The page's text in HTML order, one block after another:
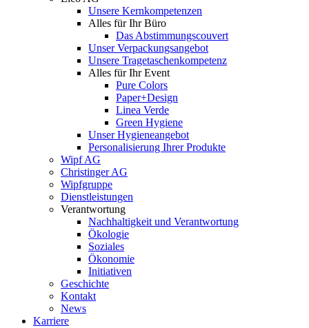
Unsere Kernkompetenzen
Alles für Ihr Büro
Das Abstimmungscouvert
Unser Verpackungsangebot
Unsere Tragetaschenkompetenz
Alles für Ihr Event
Pure Colors
Paper+Design
Linea Verde
Green Hygiene
Unser Hygieneangebot
Personalisierung Ihrer Produkte
Wipf AG
Christinger AG
Wipfgruppe
Dienstleistungen
Verantwortung
Nachhaltigkeit und Verantwortung
Ökologie
Soziales
Ökonomie
Initiativen
Geschichte
Kontakt
News
Karriere